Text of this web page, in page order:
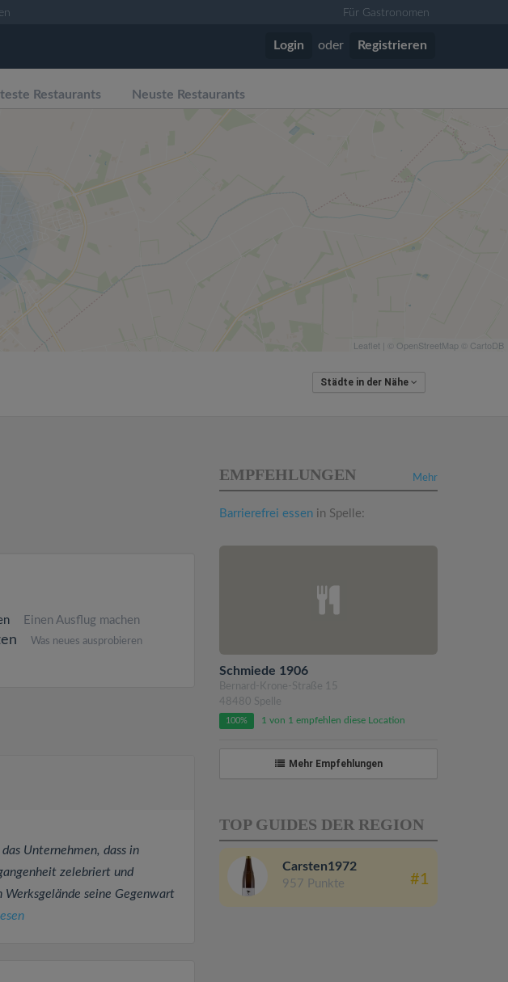
Für Gastronomen
Login oder Registrieren
Restaurants Neuste Restaurants
Leaflet | © OpenStreetMap © CartoDB
Städte in der Nähe
Einen Ausflug machen
Was neues ausprobieren
Unternehmen, dass in
zelebriert und
seine Gegenwart
Mehr
EMPFEHLUNGEN
Barrierefrei essen in Spelle:
Schmiede 1906
Bernard-Krone-Straße 15
48480 Spelle
100% 1 von 1 empfehlen diese Location
Mehr Empfehlungen
TOP GUIDES DER REGION
Carsten1972
957 Punkte #1